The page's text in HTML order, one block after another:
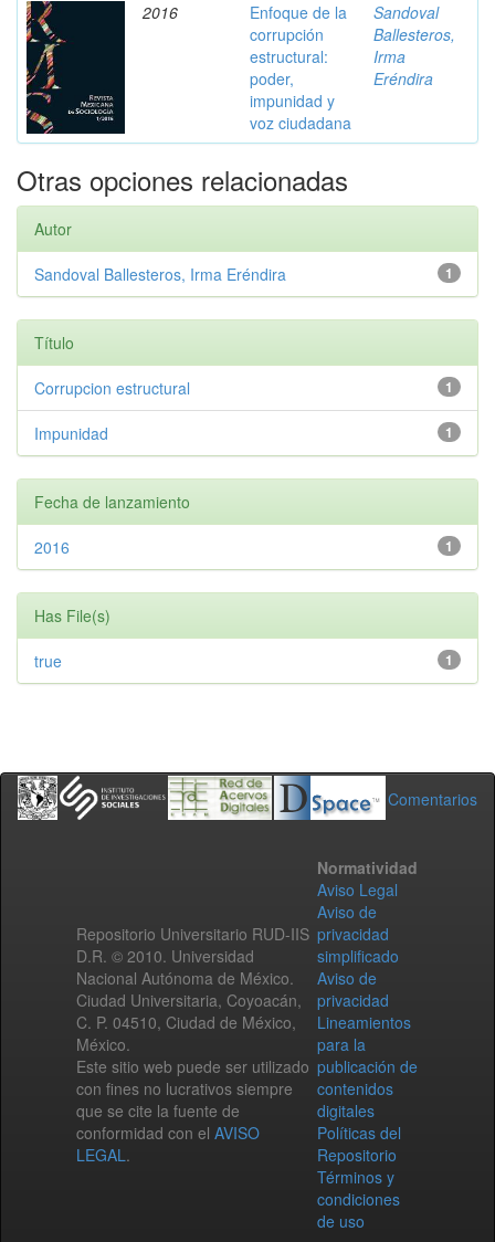
2016
Enfoque de la
corrupción
estructural:
poder,
impunidad y
voz ciudadana
Sandoval
Ballesteros,
Irma
Eréndira
Otras opciones relacionadas
Autor
1
Sandoval Ballesteros, Irma Eréndira
Título
1
Corrupcion estructural
1
Impunidad
Fecha de lanzamiento
1
2016
Has File(s)
1
true
Comentarios
Repositorio Universitario RUD-IIS
D.R. © 2010. Universidad
Nacional Autónoma de México.
Ciudad Universitaria, Coyoacán,
C. P. 04510, Ciudad de México,
México.
Este sitio web puede ser utilizado
con fines no lucrativos siempre
que se cite la fuente de
conformidad con el AVISO
LEGAL.
Normatividad
Aviso Legal
Aviso de
privacidad
simplificado
Aviso de
privacidad
Lineamientos
para la
publicación de
contenidos
digitales
Políticas del
Repositorio
Términos y
condiciones
de uso